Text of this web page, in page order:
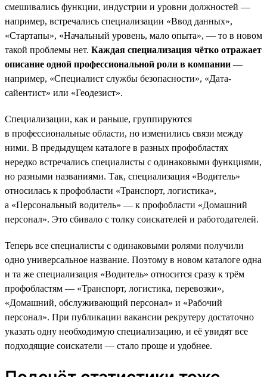
смешивались функции, индустрии и уровни должностей —
например, встречались специализации «Ввод данных»,
«Стартапы», «Начальный уровень, мало опыта», — то в новом
такой проблемы нет. Каждая специализация чётко отражает
описание одной профессиональной роли в компании —
например, «Специалист службы безопасности», «Дата-
сайентист» или «Геодезист».
Специализации, как и раньше, группируются
в профессиональные области, но изменились связи между
ними. В предыдущем каталоге в разных профобластях
нередко встречались специалисты с одинаковыми функциями,
но разными названиями. Так, специализация «Водитель»
относилась к профобласти «Транспорт, логистика»,
а «Персональный водитель» — к профобласти «Домашний
персонал». Это сбивало с толку соискателей и работодателей.
Теперь все специалисты с одинаковыми ролями получили
одно универсальное название. Поэтому в новом каталоге одна
и та же специализация «Водитель» относится сразу к трём
профобластям — «Транспорт, логистика, перевозки»,
«Домашний, обслуживающий персонал» и «Рабочий
персонал». При публикации вакансии рекрутеру достаточно
указать одну необходимую специализацию, и её увидят все
подходящие соискатели — стало проще и удобнее.